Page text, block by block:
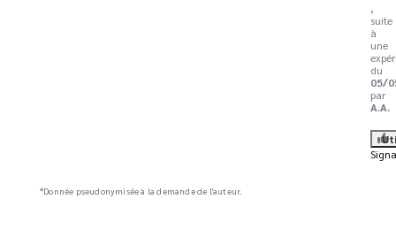
,
suite
à
une
du
05/
par
A.A.
*Donnée pseudonymisée à la demande de l'auteur.